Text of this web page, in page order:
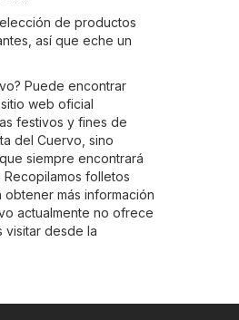
de productos
así que eche un
Puede encontrar
web oficial
festivos y fines de
del Cuervo, sino
siempre encontrará
folletos
más información
actualmente no ofrece
visitar desde la